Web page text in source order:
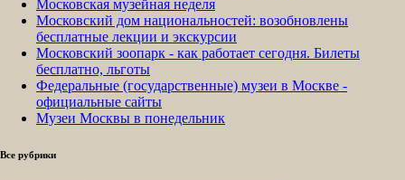
Московская музейная неделя
Московский дом национальностей: возобновлены
бесплатные лекции и экскурсии
Московский зоопарк - как работает сегодня. Билеты
бесплатно, льготы
Федеральные (государственные) музеи в Москве -
официальные сайты
Музеи Москвы в понедельник
Все рубрики